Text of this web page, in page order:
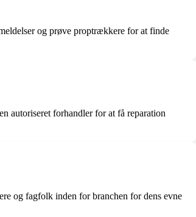
og prøve proptrækkere for at finde
autoriseret forhandler for at få reparation
og fagfolk inden for branchen for dens evne